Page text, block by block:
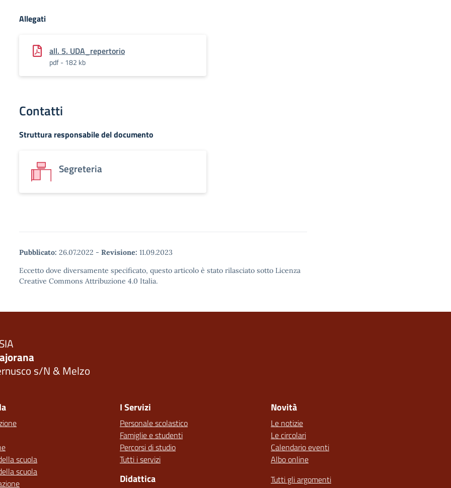
Allegati
all. 5. UDA_repertorio
pdf - 182 kb
Contatti
Struttura responsabile del documento
Segreteria
Pubblicato: 26.07.2022 - Revisione: 11.09.2023
Eccetto dove diversamente specificato, questo articolo è stato rilasciato sotto Licenza
Creative Commons Attribuzione 4.0 Italia.
s/N & Melzo
scuola
scuola
I Servizi
Personale scolastico
Famiglie e studenti
Percorsi di studio
Tutti i servizi
Didattica
Novità
Le notizie
Le circolari
Calendario eventi
Albo online
Tutti gli argomenti